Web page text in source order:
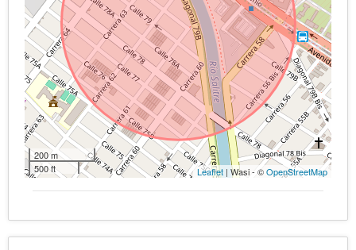
200 m
500 ft
Leaflet | Wasi - ©OpenStreetMap